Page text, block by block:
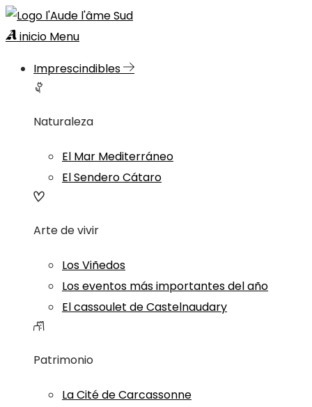
inicio Menu
Imprescindibles
Naturaleza
El Mar Mediterráneo
El Sendero Cátaro
Arte de vivir
Los Viñedos
Los eventos más importantes del año
El cassoulet de Castelnaudary
Patrimonio
La Cité de Carcassonne